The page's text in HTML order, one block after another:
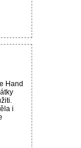
Hand
i